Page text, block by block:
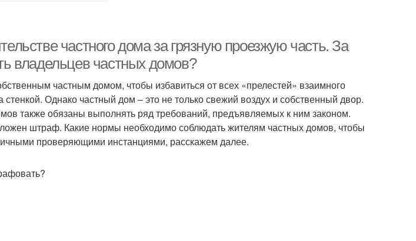
частного дома за грязную проезжую часть. За
владельцев частных домов?
частным домом, чтобы избавиться от всех «прелестей» взаимного
Однако частный дом – это не только свежий воздух и собственный двор.
также обязаны выполнять ряд требований, предъявляемых к ним законом.
штраф. Какие нормы необходимо соблюдать жителям частных домов, чтобы
проверяющими инстанциями, расскажем далее.